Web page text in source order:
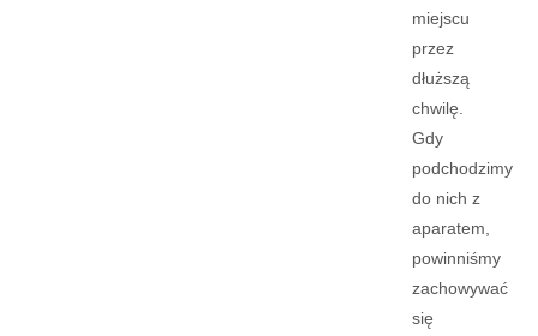
miejscu
przez
dłuższą
chwilę.
Gdy
podchodzimy
do nich z
aparatem,
powinniśmy
zachowywać
się